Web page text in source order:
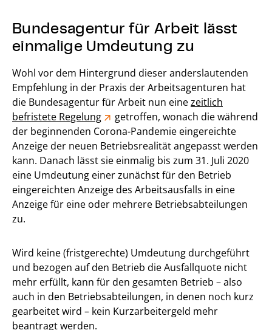
Bundesagentur für Arbeit lässt
einmalige Umdeutung zu
Wohl vor dem Hintergrund dieser anderslautenden
Empfehlung in der Praxis der Arbeitsagenturen hat
die Bundesagentur für Arbeit nun einezeitlich
befristete Regelung
getroffen, wonach die während
der beginnenden Corona-Pandemie eingereichte
Anzeige der neuen Betriebsrealität angepasst werden
kann. Danach lässt sie einmalig bis zum 31. Juli 2020
eine Umdeutung einer zunächst für den Betrieb
eingereichten Anzeige des Arbeitsausfalls in eine
Anzeige für eine oder mehrere Betriebsabteilungen
zu.
Wird keine (fristgerechte) Umdeutung durchgeführt
und bezogen auf den Betrieb die Ausfallquote nicht
mehr erfüllt, kann für den gesamten Betrieb – also
auch in den Betriebsabteilungen, in denen noch kurz
gearbeitet wird – kein Kurzarbeitergeld mehr
beantragt werden.